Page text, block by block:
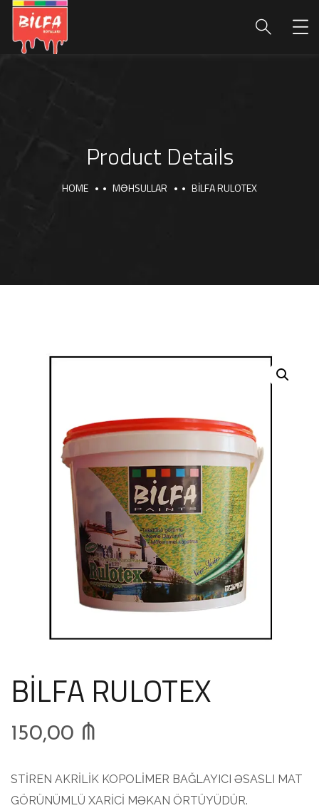
Product Details
HOME MƏHSULLAR BİLFA RULOTEX
BİLFA RULOTEX
150,00 ₼
STİREN AKRİLİK KOPOLİMER BAĞLAYICI ƏSASLI MAT
GÖRÜNÜMLÜ XARİCİ MƏKAN ÖRTÜYÜDÜR.